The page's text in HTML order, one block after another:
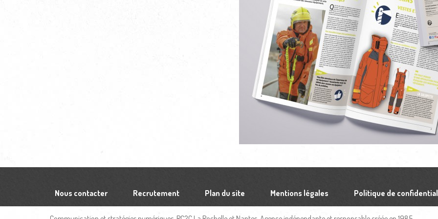
Nous contacter Recrutement Plan du site Mentions légales Politique de